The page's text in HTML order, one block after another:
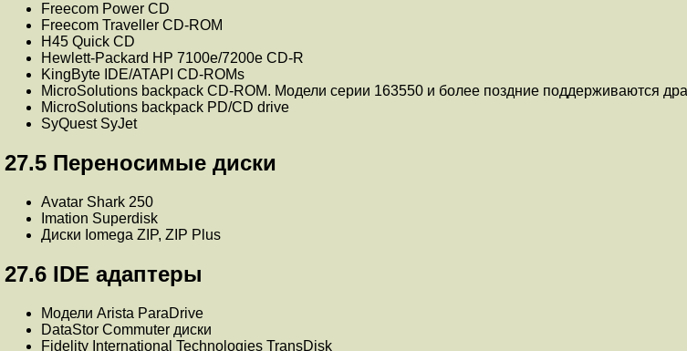
Freecom Power CD
Freecom Traveller CD-ROM
H45 Quick CD
Hewlett-Packard HP 7100e/7200e CD-R
KingByte IDE/ATAPI CD-ROMs
MicroSolutions backpack CD-ROM. Модели серии 163550 и более поздние поддерживаются
MicroSolutions backpack PD/CD drive
SyQuest SyJet
27.5 Переносимые диски
Avatar Shark 250
Imation Superdisk
Диски Iomega ZIP, ZIP Plus
27.6 IDE адаптеры
Модели Arista ParaDrive
DataStor Commuter диски
Fidelity International Technologies TransDisk